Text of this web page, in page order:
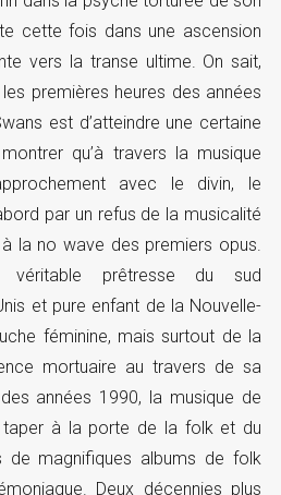
cette fois dans une ascension
vers la transe ultime. On sait,
premières heures des années
est d’atteindre une certaine
qu’à travers la musique
avec le divin, le
par un refus de la musicalité
la no wave des premiers opus.
véritable prêtresse du sud
et pure enfant de la Nouvelle-
féminine, mais surtout de la
mortuaire au travers de sa
années 1990, la musique de
à la porte de la folk et du
de magnifiques albums de folk
Deux décennies plus